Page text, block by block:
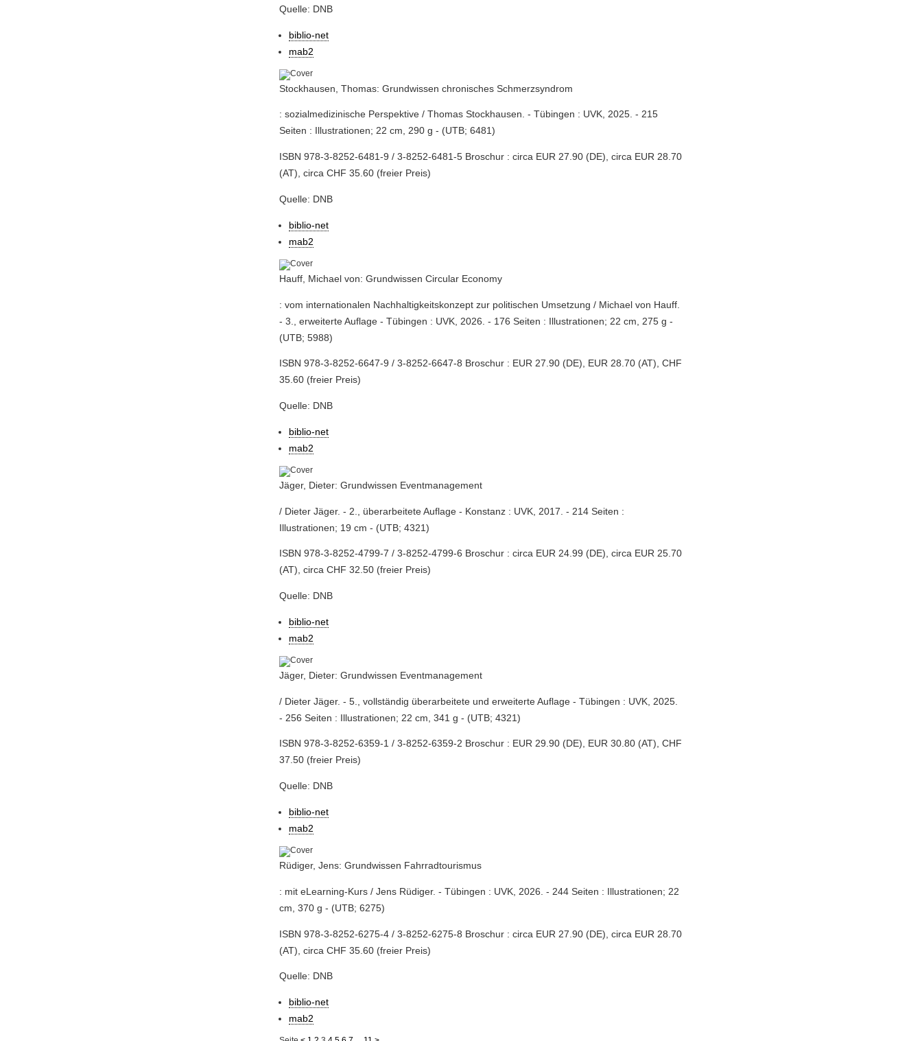
Quelle: DNB
biblio-net
mab2
Stockhausen, Thomas: Grundwissen chronisches Schmerzsyndrom
: sozialmedizinische Perspektive / Thomas Stockhausen. - Tübingen : UVK, 2025. - 215
Seiten : Illustrationen; 22 cm, 290 g - (UTB; 6481)
ISBN 978-3-8252-6481-9 / 3-8252-6481-5 Broschur : circa EUR 27.90 (DE), circa EUR 28.70
(AT), circa CHF 35.60 (freier Preis)
Quelle: DNB
biblio-net
mab2
Hauff, Michael von: Grundwissen Circular Economy
: vom internationalen Nachhaltigkeitskonzept zur politischen Umsetzung / Michael von Hauff.
- 3., erweiterte Auflage - Tübingen : UVK, 2026. - 176 Seiten : Illustrationen; 22 cm, 275 g -
(UTB; 5988)
ISBN 978-3-8252-6647-9 / 3-8252-6647-8 Broschur : EUR 27.90 (DE), EUR 28.70 (AT), CHF
35.60 (freier Preis)
Quelle: DNB
biblio-net
mab2
Jäger, Dieter: Grundwissen Eventmanagement
/ Dieter Jäger. - 2., überarbeitete Auflage - Konstanz : UVK, 2017. - 214 Seiten :
Illustrationen; 19 cm - (UTB; 4321)
ISBN 978-3-8252-4799-7 / 3-8252-4799-6 Broschur : circa EUR 24.99 (DE), circa EUR 25.70
(AT), circa CHF 32.50 (freier Preis)
Quelle: DNB
biblio-net
mab2
Jäger, Dieter: Grundwissen Eventmanagement
/ Dieter Jäger. - 5., vollständig überarbeitete und erweiterte Auflage - Tübingen : UVK, 2025.
- 256 Seiten : Illustrationen; 22 cm, 341 g - (UTB; 4321)
ISBN 978-3-8252-6359-1 / 3-8252-6359-2 Broschur : EUR 29.90 (DE), EUR 30.80 (AT), CHF
37.50 (freier Preis)
Quelle: DNB
biblio-net
mab2
Rüdiger, Jens: Grundwissen Fahrradtourismus
: mit eLearning-Kurs / Jens Rüdiger. - Tübingen : UVK, 2026. - 244 Seiten : Illustrationen; 22
cm, 370 g - (UTB; 6275)
ISBN 978-3-8252-6275-4 / 3-8252-6275-8 Broschur : circa EUR 27.90 (DE), circa EUR 28.70
(AT), circa CHF 35.60 (freier Preis)
Quelle: DNB
biblio-net
mab2